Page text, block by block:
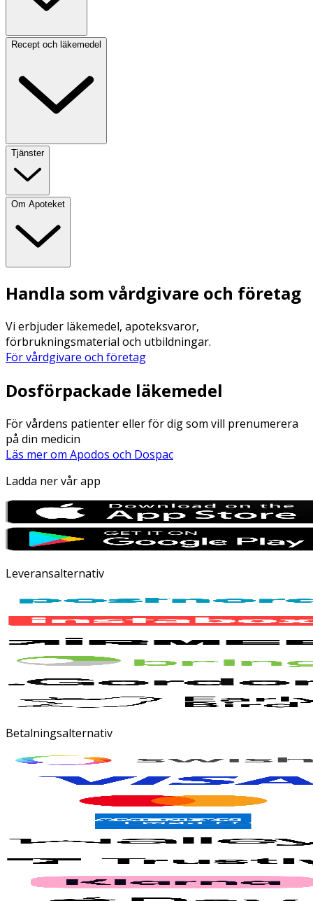
Recept och läkemedel
Tjänster
Om Apoteket
Handla som vårdgivare och företag
Vi erbjuder läkemedel, apoteksvaror,
förbrukningsmaterial och utbildningar.
För vårdgivare och företag
Dosförpackade läkemedel
För vårdens patienter eller för dig som vill prenumerera
på din medicin
Läs mer om Apodos och Dospac
Ladda ner vår app
Leveransalternativ
Betalningsalternativ